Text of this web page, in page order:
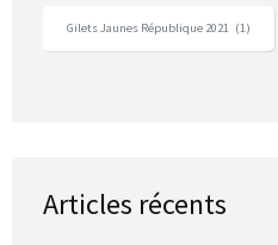
Gilets Jaunes République 2021 (1)
Articles récents